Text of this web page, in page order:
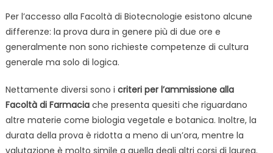
Per l’accesso alla Facoltà di Biotecnologie esistono alcune
differenze: la prova dura in genere più di due ore e
generalmente non sono richieste competenze di cultura
generale ma solo di logica.
Nettamente diversi sono i criteri per l’ammissione alla
Facoltà di Farmacia che presenta quesiti che riguardano
altre materie come biologia vegetale e botanica. Inoltre, la
durata della prova è ridotta a meno di un’ora, mentre la
valutazione è molto simile a quella degli altri corsi di laurea.